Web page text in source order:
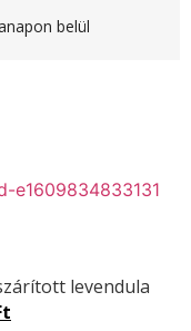
belül
levendula